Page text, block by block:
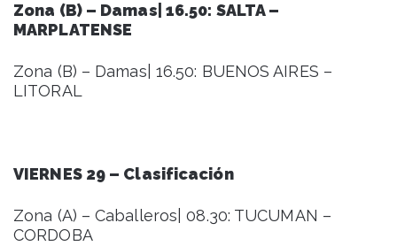
Zona (B) – Damas| 16.50: SALTA –
MARPLATENSE
Zona (B) – Damas| 16.50: BUENOS AIRES –
LITORAL
VIERNES 29 – Clasificación
Zona (A) – Caballeros| 08.30: TUCUMAN –
CORDOBA